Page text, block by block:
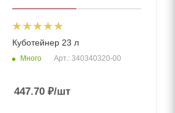
Куботейнер 23 л
Много Арт.: 340340320-00
447.70 ₽/шт